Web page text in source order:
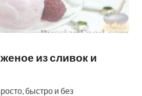
из сливок и
быстро и без